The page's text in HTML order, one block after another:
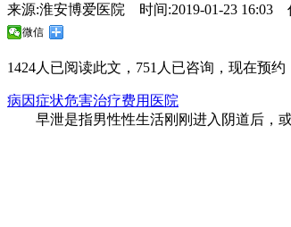
来源:淮安博爱医院 时间:2019-01-23 16:03
微信
1424人已阅读此文， 751 人已咨询，现在预
病因症状危害治疗费用 医院
早泄是指男性性生活刚刚进入阴道后，或